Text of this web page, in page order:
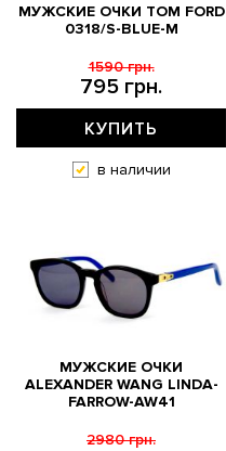
МУЖСКИЕ ОЧКИ TOM FORD
0318/S-BLUE-M
795 грн.
1590 грн.
КУПИТЬ
в наличии
МУЖСКИЕ ОЧКИ
ALEXANDER WANG LINDA-
FARROW-AW41
2980 грн.